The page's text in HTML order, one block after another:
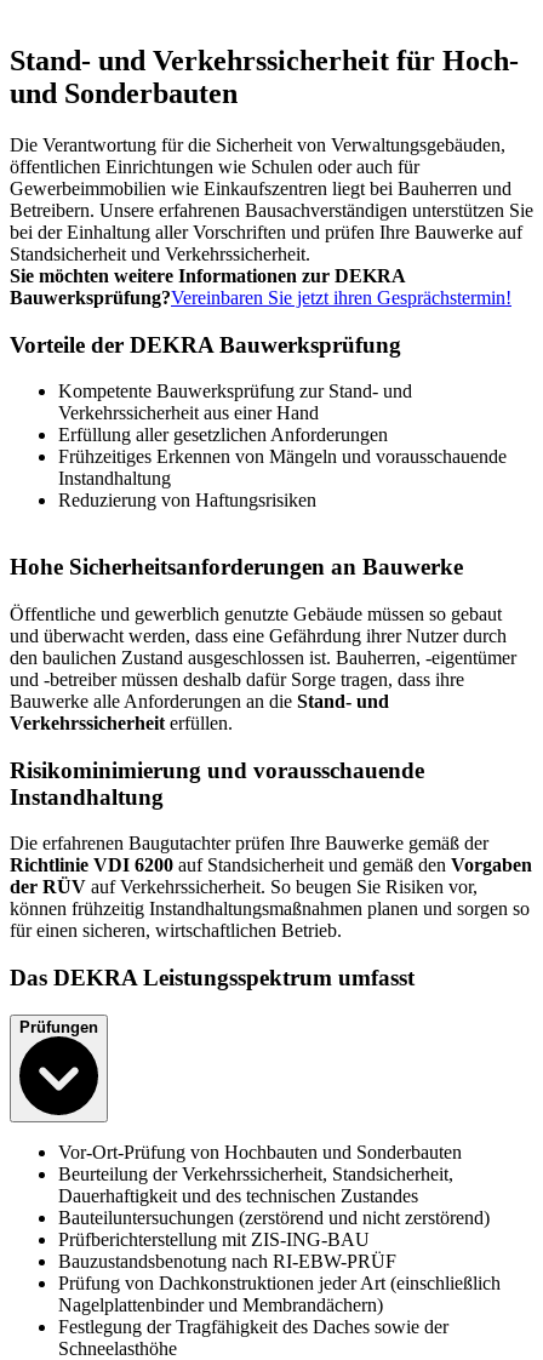
Stand- und Verkehrssicherheit für Hoch-
und Sonderbauten
Die Verantwortung für die Sicherheit von Verwaltungsgebäuden,
öffentlichen Einrichtungen wie Schulen oder auch für
Gewerbeimmobilien wie Einkaufszentren liegt bei Bauherren und
Betreibern. Unsere erfahrenen Bausachverständigen unterstützen Sie
bei der Einhaltung aller Vorschriften und prüfen Ihre Bauwerke auf
Standsicherheit und Verkehrssicherheit.
Sie möchten weitere Informationen zur DEKRA
Bauwerksprüfung?Vereinbaren Sie jetzt ihren Gesprächstermin!
Vorteile der DEKRA Bauwerksprüfung
Kompetente Bauwerksprüfung zur Stand- und
Verkehrssicherheit aus einer Hand
Erfüllung aller gesetzlichen Anforderungen
Frühzeitiges Erkennen von Mängeln und vorausschauende
Instandhaltung
Reduzierung von Haftungsrisiken
Hohe Sicherheitsanforderungen an Bauwerke
Öffentliche und gewerblich genutzte Gebäude müssen so gebaut
und überwacht werden, dass eine Gefährdung ihrer Nutzer durch
den baulichen Zustand ausgeschlossen ist. Bauherren, -eigentümer
und -betreiber müssen deshalb dafür Sorge tragen, dass ihre
Bauwerke alle Anforderungen an die Stand- und
Verkehrssicherheit erfüllen.
Risikominimierung und vorausschauende
Instandhaltung
Die erfahrenen Baugutachter prüfen Ihre Bauwerke gemäß der
Richtlinie VDI 6200 auf Standsicherheit und gemäß den Vorgaben
der RÜV auf Verkehrssicherheit. So beugen Sie Risiken vor,
können frühzeitig Instandhaltungsmaßnahmen planen und sorgen so
für einen sicheren, wirtschaftlichen Betrieb.
Das DEKRA Leistungsspektrum umfasst
Prüfungen
Vor-Ort-Prüfung von Hochbauten und Sonderbauten
Beurteilung der Verkehrssicherheit, Standsicherheit,
Dauerhaftigkeit und des technischen Zustandes
Bauteiluntersuchungen (zerstörend und nicht zerstörend)
Prüfberichterstellung mit ZIS-ING-BAU
Bauzustandsbenotung nach RI-EBW-PRÜF
Prüfung von Dachkonstruktionen jeder Art (einschließlich
Nagelplattenbinder und Membrandächern)
Festlegung der Tragfähigkeit des Daches sowie der
Schneelasthöhe